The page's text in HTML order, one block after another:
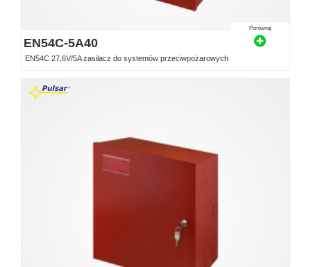
Porównaj
EN54C-5A40
EN54C 27,6V/5A zasilacz do systemów przeciwpożarowych